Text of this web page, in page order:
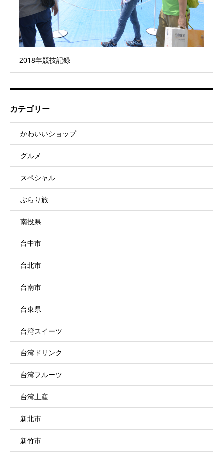
2018年競技記録
カテゴリー
かわいいショップ
グルメ
スペシャル
ぶらり旅
南投県
台中市
台北市
台南市
台東県
台湾スイーツ
台湾ドリンク
台湾フルーツ
台湾土産
新北市
新竹市